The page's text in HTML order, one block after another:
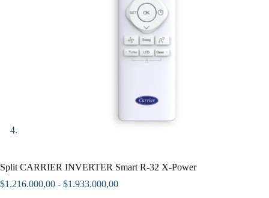
Split CARRIER INVERTER Smart R-32 X-Power
$1.216.000,00 - $1.933.000,00Rango